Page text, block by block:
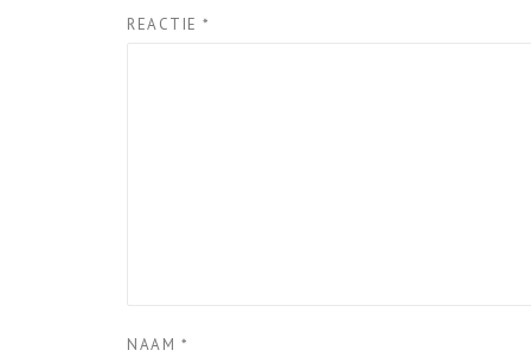
REACTIE *
NAAM *